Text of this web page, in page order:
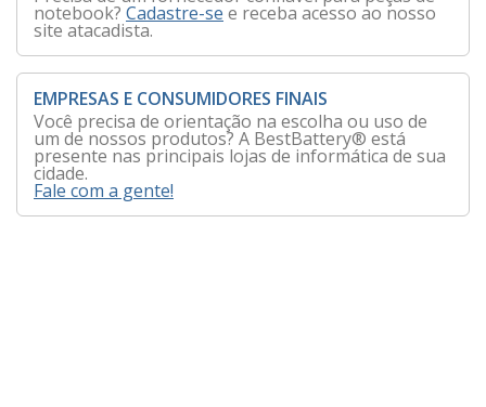
notebook? Cadastre-se e receba acesso ao nosso
site atacadista.
EMPRESAS E CONSUMIDORES FINAIS
Você precisa de orientação na escolha ou uso de
um de nossos produtos? A BestBattery® está
presente nas principais lojas de informática de sua
cidade.
Fale com a gente!